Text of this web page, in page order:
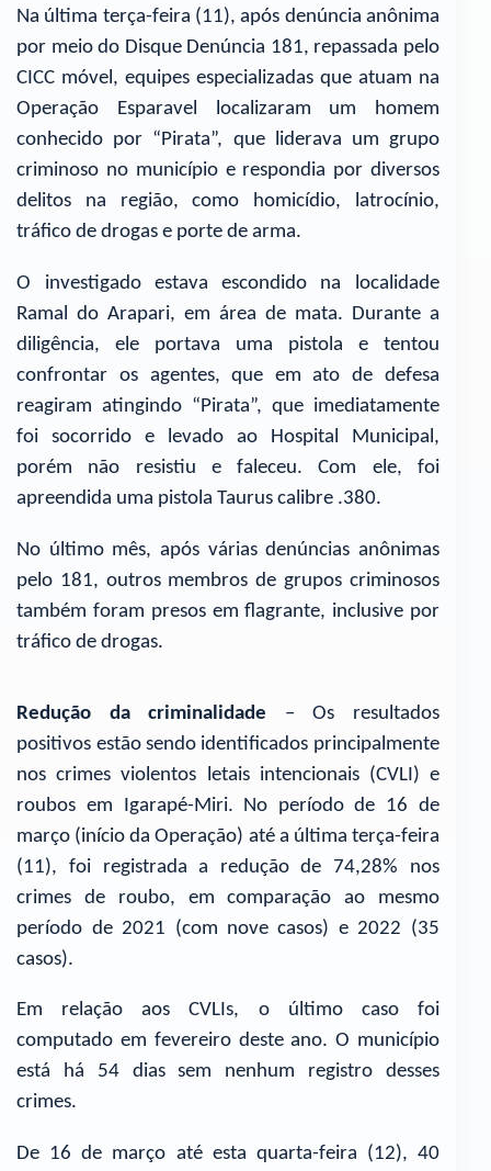
Na última terça-feira (11), após denúncia anônima
por meio do Disque Denúncia 181, repassada pelo
CICC móvel, equipes especializadas que atuam na
Operação Esparavel localizaram um homem
conhecido por “Pirata”, que liderava um grupo
criminoso no município e respondia por diversos
delitos na região, como homicídio, latrocínio,
tráfico de drogas e porte de arma.
O investigado estava escondido na localidade
Ramal do Arapari, em área de mata. Durante a
diligência, ele portava uma pistola e tentou
confrontar os agentes, que em ato de defesa
reagiram atingindo “Pirata”, que imediatamente
foi socorrido e levado ao Hospital Municipal,
porém não resistiu e faleceu. Com ele, foi
apreendida uma pistola Taurus calibre .380.
No último mês, após várias denúncias anônimas
pelo 181, outros membros de grupos criminosos
também foram presos em flagrante, inclusive por
tráfico de drogas.
Redução da criminalidade – Os resultados
positivos estão sendo identificados principalmente
nos crimes violentos letais intencionais (CVLI) e
roubos em Igarapé-Miri. No período de 16 de
março (início da Operação) até a última terça-feira
(11), foi registrada a redução de 74,28% nos
crimes de roubo, em comparação ao mesmo
período de 2021 (com nove casos) e 2022 (35
casos).
Em relação aos CVLIs, o último caso foi
computado em fevereiro deste ano. O município
está há 54 dias sem nenhum registro desses
crimes.
De 16 de março até esta quarta-feira (12), 40